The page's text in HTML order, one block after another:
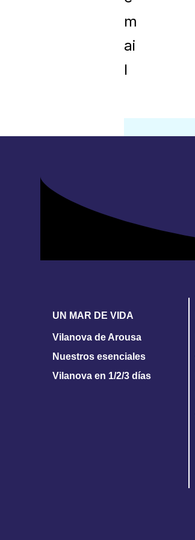
UN MAR DE VIDA
Vilanova de Arousa
Nuestros esenciales
Vilanova en 1/2/3 días